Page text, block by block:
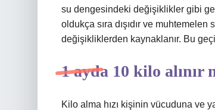
su dengesindeki değişiklikler gibi
oldukça sıra dışıdır ve
değişikliklerden kaynaklanır. Bu
1 ayda 10 kilo alınır
Kilo alma hızı kişinin vücuduna ve